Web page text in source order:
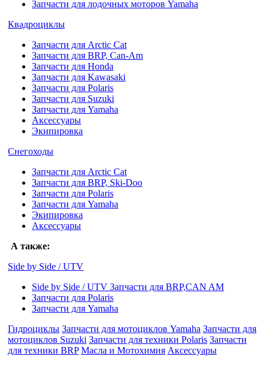
Запчасти для лодочных моторов Yamaha
Квадроциклы
Запчасти для Arctic Cat
Запчасти для BRP, Can-Am
Запчасти для Honda
Запчасти для Kawasaki
Запчасти для Polaris
Запчасти для Suzuki
Запчасти для Yamaha
Аксессуары
Экипировка
Снегоходы
Запчасти для Arctic Cat
Запчасти для BRP, Ski-Doo
Запчасти для Polaris
Запчасти для Yamaha
Экипировка
Аксессуары
А также:
Side by Side / UTV
Side by Side / UTV Запчасти для BRP,CAN AM
Запчасти для Polaris
Запчасти для Yamaha
Гидроциклы Запчасти для мотоциклов Yamaha Запчасти для
мотоциклов Suzuki Запчасти для техники Polaris Запчасти
для техники BRP Масла и Мотохимия Аксессуары